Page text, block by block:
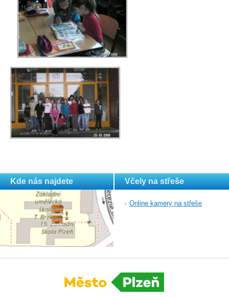
Kde nás najdete Včely na střeše
Online kamery na střeše